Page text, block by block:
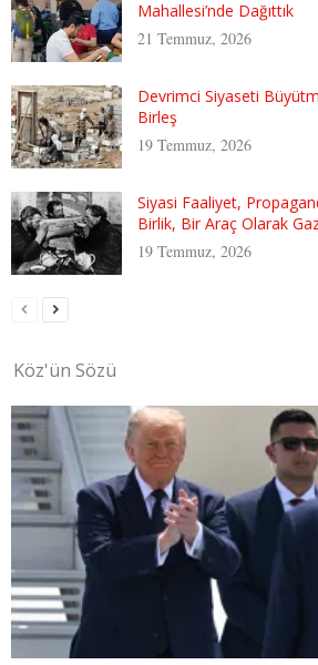
Mahallesi’nde Dağıttık
21 Temmuz, 2026
Devrimci Siyaseti
Birleş
19 Temmuz, 2026
Siyasi Faaliyet,
Birlik, Bir Araç Olarak
19 Temmuz, 2026
Köz'ün Sözü